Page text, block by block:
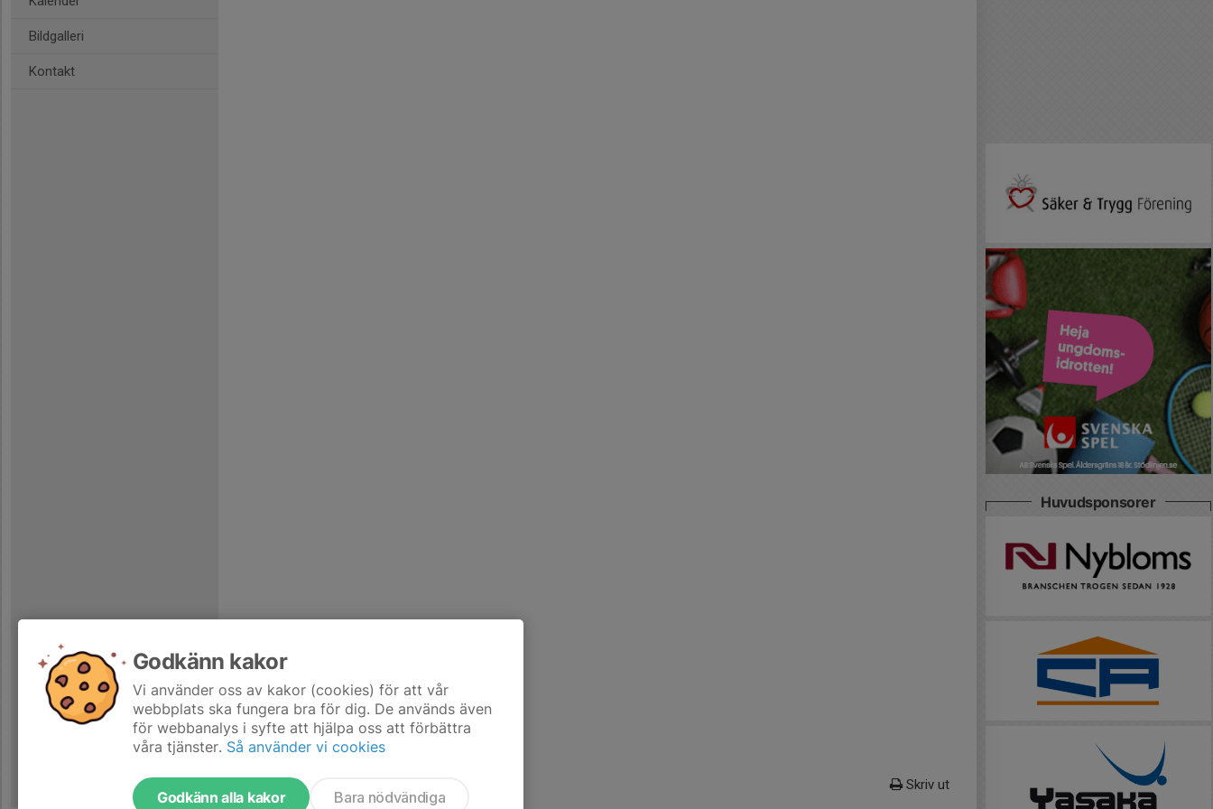
Bildgalleri
Kontakt
Skriv ut
Huvudsponsorer
Godkänn kakor
Vi använder oss av kakor (cookies) för att vår
webbplats ska fungera bra för dig. De används även
för webbanalys i syfte att hjälpa oss att förbättra
våra tjänster. Så använder vi cookies
Godkänn alla kakor Bara nödvändiga